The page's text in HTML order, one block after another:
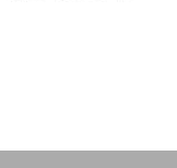
数が高さが9メートル
の飲食店、旅館、病
マート家電やゲーム